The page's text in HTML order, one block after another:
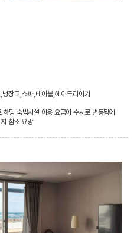
장고,쇼파,테이블,헤어드라이기
당 숙박시설 이용 요금이 수시로 변동됨에
참조 요망